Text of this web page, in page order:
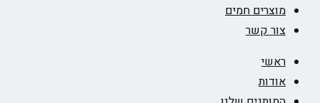
מוצרים חמים
צור קשר
ראשי
אודות